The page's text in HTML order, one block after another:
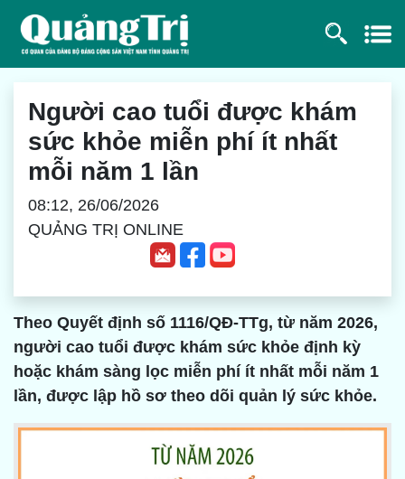
Người cao tuổi được khám
sức khỏe miễn phí ít nhất
mỗi năm 1 lần
08:12, 26/06/2026
QUẢNG TRỊ ONLINE
Theo Quyết định số 1116/QĐ-TTg, từ năm 2026,
người cao tuổi được khám sức khỏe định kỳ
hoặc khám sàng lọc miễn phí ít nhất mỗi năm 1
lần, được lập hồ sơ theo dõi quản lý sức khỏe.